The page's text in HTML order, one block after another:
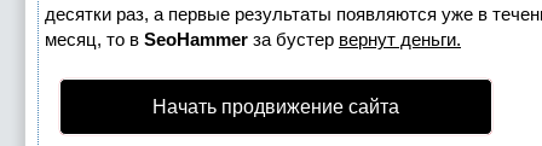
десятки раз, а первые результаты появляются уже в
месяц, то в SeoHammer за бустер вернут деньги.
Начать продвижение сайта